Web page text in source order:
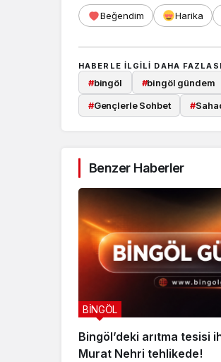
Beğendim Harika
HABERLE ILGILI DAHA FAZLASI
#bingöl #bingöl gündem
#Gençlerle Sohbet #
Benzer Haberler
Bingöl’deki arıtma tesisi
Murat Nehri tehlikede!
BİNGÖL